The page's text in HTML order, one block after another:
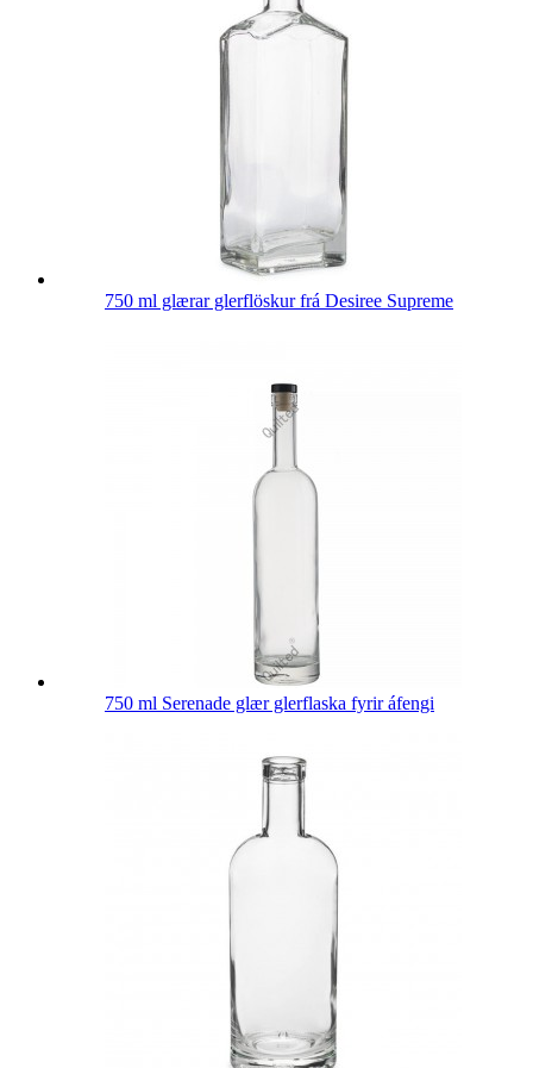
750 ml glærar glerflöskur frá Desiree Supreme
750 ml Serenade glær glerflaska fyrir áfengi